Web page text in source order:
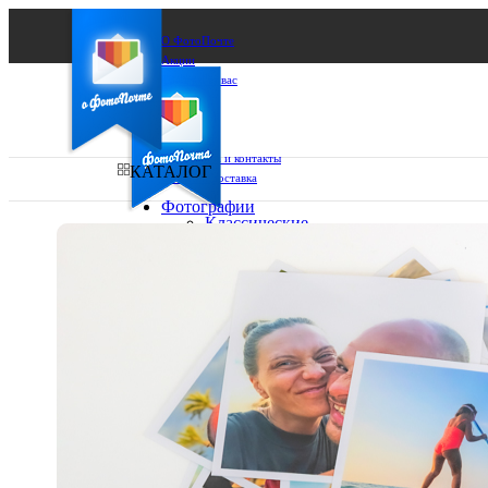
О ФотоПочте
Акции
Сделаем за вас
Бизнесу
FAQ
Франшиза
Поддержка и контакты
Оплата и доставка
Выберите из списка:
КАТАЛОГ
Фотографии
Классические
10х15
15х15
15х20
20х20
20х30
30х30
30х40
Фото
в